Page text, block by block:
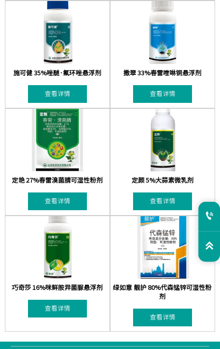
施可健 35%唑醚·氟环唑悬浮剂
查看详情
撒翠 33%春雷喹啉铜悬浮剂
查看详情
定艳 27%春雷溴菌腈可湿性粉剂
查看详情
定颜 5%大蒜素微乳剂
查看详情
巧奇莎 16%咪鲜胺异菌脲悬浮剂
查看详情
绿如意 靓护 80%代森锰锌可湿性粉
剂
查看详情

